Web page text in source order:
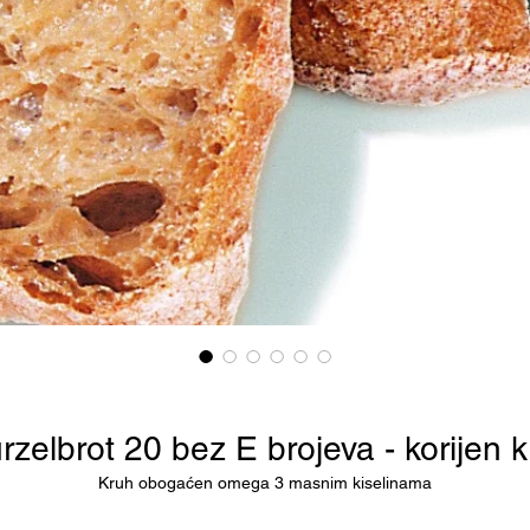
20 bez E brojeva - korijen
Kruh obogaćen omega 3 masnim kiselinama